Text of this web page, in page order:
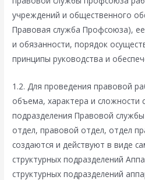
учреждений и общественного
Правовая служба Профсоюза),
и обязанности, порядок
принципы руководства и
1.2. Для проведения правовой
объема, характера и сложности
подразделения Правовой
отдел, правовой отдел, отдел
создаются и действуют в виде
структурных подразделений
структурных подразделений